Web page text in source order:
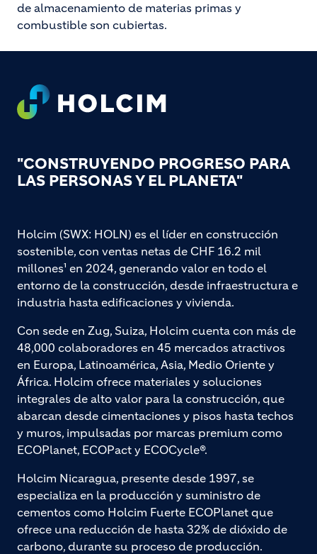
de almacenamiento de materias primas y
combustible son cubiertas.
Footer
"CONSTRUYENDO PROGRESO PARA
LAS PERSONAS Y EL PLANETA"
Holcim (SWX: HOLN) es el líder en construcción
sostenible, con ventas netas de CHF 16.2 mil
millones¹ en 2024, generando valor en todo el
entorno de la construcción, desde infraestructura e
industria hasta edificaciones y vivienda.
Con sede en Zug, Suiza, Holcim cuenta con más de
48,000 colaboradores en 45 mercados atractivos
en Europa, Latinoamérica, Asia, Medio Oriente y
África. Holcim ofrece materiales y soluciones
integrales de alto valor para la construcción, que
abarcan desde cimentaciones y pisos hasta techos
y muros, impulsadas por marcas premium como
ECOPlanet, ECOPact y ECOCycle®.
Holcim Nicaragua, presente desde 1997, se
especializa en la producción y suministro de
cementos como Holcim Fuerte ECOPlanet que
ofrece una reducción de hasta 32% de dióxido de
carbono, durante su proceso de producción.